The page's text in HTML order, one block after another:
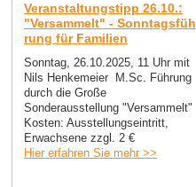
Veranstaltungstipp 26.10.:
"Versammelt" - Sonntagsfüh
rung für Familien
Sonntag, 26.10.2025, 11 Uhr mit
Nils Henkemeier M.Sc. Führung
durch die Große
Sonderausstellung "Versammelt"
Kosten: Ausstellungseintritt,
Erwachsene zzgl. 2 €
Hier erfahren Sie mehr >>